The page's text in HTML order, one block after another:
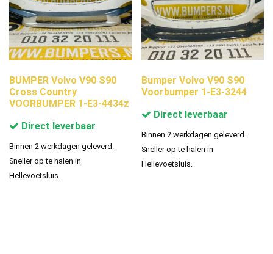
BUMPER Volvo V90 S90
Cross Country
VOORBUMPER 1-E3-4434z
Direct leverbaar
Binnen 2 werkdagen geleverd.
Sneller op te halen in
Hellevoetsluis.
Bumper Volvo V90 S90
Voorbumper 1-E3-3244
Direct leverbaar
Binnen 2 werkdagen geleverd.
Sneller op te halen in
Hellevoetsluis.